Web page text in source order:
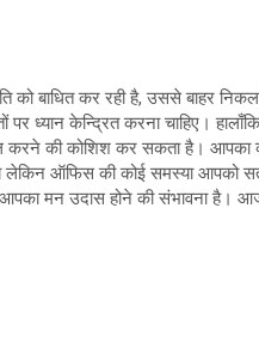
को बाधित कर रही है, उससे बाहर
ध्यान केन्द्रित करना चाहिए।
करने की कोशिश कर सकता है। आपका
ऑफिस की कोई समस्या आपको
मन उदास होने की संभावना है।